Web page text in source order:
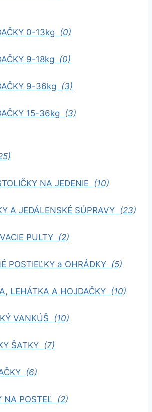
0-13kg (0)
9-18kg (0)
9-36kg (3)
15-36kg (3)
NA JEDENIE (10)
A JEDÁLENSKÉ SÚPRAVY (23)
PULTY (2)
POSTIEĽKY a OHRÁDKY (5)
LEHÁTKA A HOJDAČKY (10)
VANKÚŠ (10)
ŠATKY (7)
(6)
NA POSTEĽ (2)